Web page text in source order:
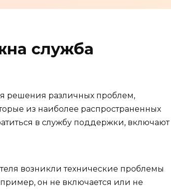
служба
решения различных проблем,
из наиболее распространенных
в службу поддержки, включают
возникли технические проблемы
он не включается или не